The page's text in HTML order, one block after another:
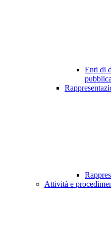
Enti di
Attività e